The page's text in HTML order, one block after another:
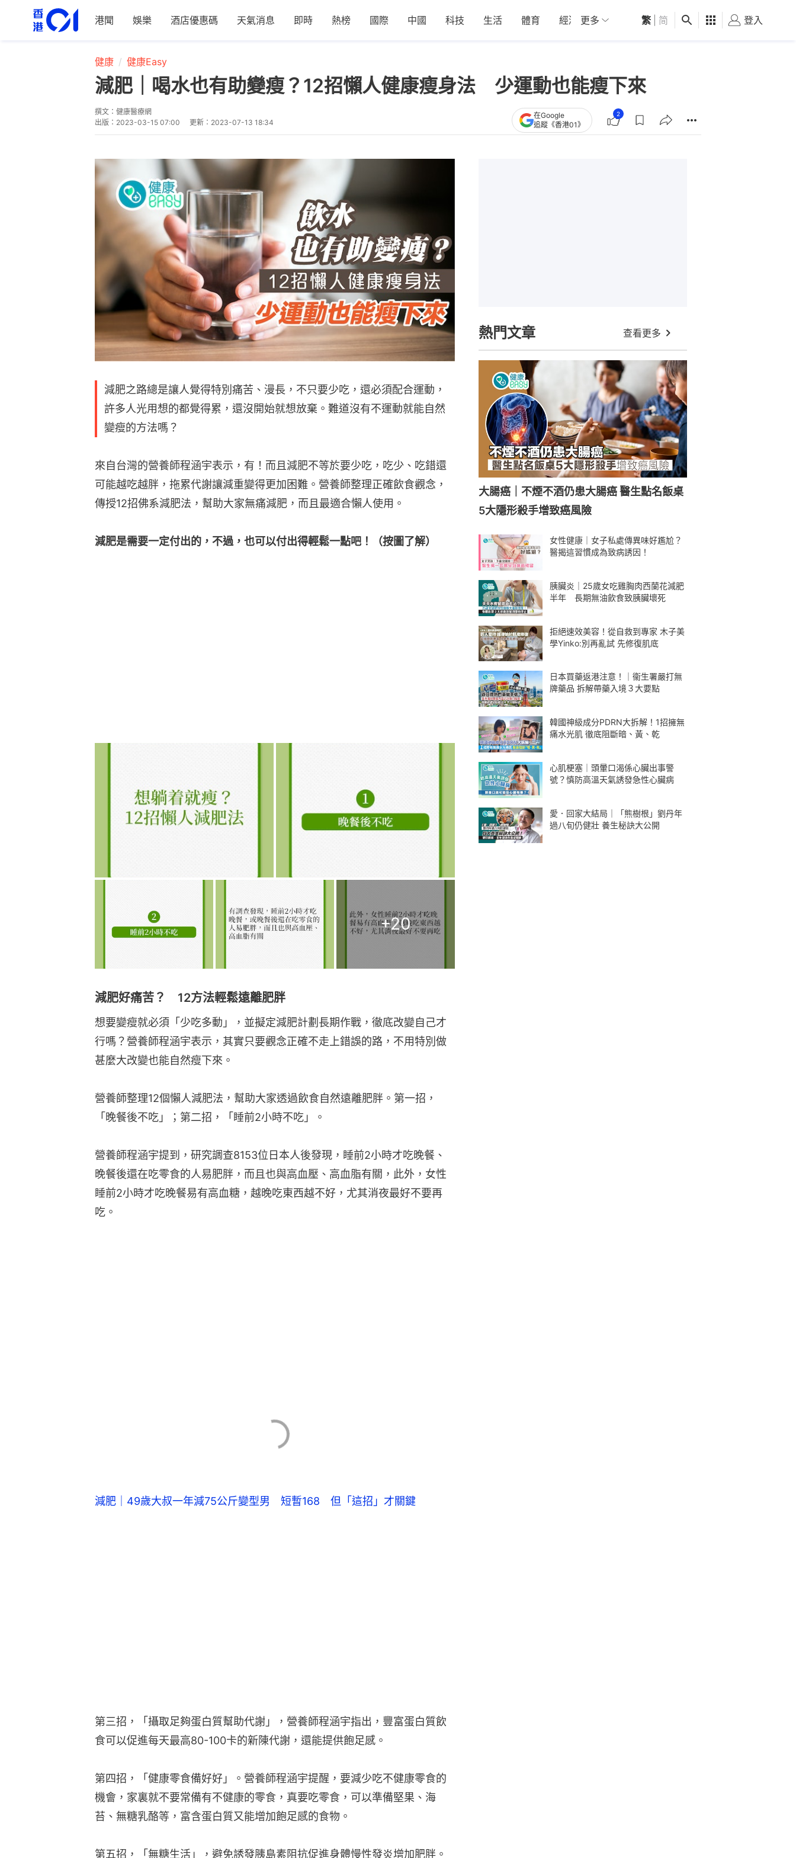
港聞 娛樂 酒店優惠碼 天氣消息 即時 熱榜 國際 中國 科技 生活 體育 經濟 01深圳 觀點 健康 好食玩飛
更多 繁 简 登入
健康 健康Easy
減肥｜喝水也有助變瘦？12招懶人健康瘦身法 少運動也能瘦下來
撰文： 健康醫療網
出版： 2023-03-15 07:00 更新： 2023-07-13 18:34
在Google
追蹤《香港01》
2
減肥之路總是讓人覺得特別痛苦、漫長，不只要少吃，還必須配合運動，
許多人光用想的都覺得累，還沒開始就想放棄。難道沒有不運動就能自然
變瘦的方法嗎？
來自台灣的營養師程涵宇表示，有！而且減肥不等於要少吃，吃少、吃錯還
可能越吃越胖，拖累代謝讓減重變得更加困難。營養師整理正確飲食觀念，
傳授12招佛系減肥法，幫助大家無痛減肥，而且最適合懶人使用。
減肥是需要一定付出的，不過，也可以付出得輕鬆一點吧！（按圖了解）
+20
減肥好痛苦？ 12方法輕鬆遠離肥胖
想要變瘦就必須「少吃多動」，並擬定減肥計劃長期作戰，徹底改變自己才
行嗎？營養師程涵宇表示，其實只要觀念正確不走上錯誤的路，不用特別做
甚麼大改變也能自然瘦下來。
營養師整理12個懶人減肥法，幫助大家透過飲食自然遠離肥胖。第一招，
「晚餐後不吃」；第二招，「睡前2小時不吃」。
營養師程涵宇提到，研究調查8153位日本人後發現，睡前2小時才吃晚餐、
晚餐後還在吃零食的人易肥胖，而且也與高血壓、高血脂有關，此外，女性
睡前2小時才吃晚餐易有高血糖，越晚吃東西越不好，尤其消夜最好不要再
吃。
第六招，「高纖飲食」。
囤肉
熱門文章 查看更多
大腸癌｜不煙不酒仍患大腸癌 醫生點名飯桌
5大隱形殺手增致癌風險
女性健康｜女子私處傳異味好尷尬？
醫揭這習慣成為致病誘因！
胰臟炎｜25歲女吃雞胸肉西蘭花減肥
半年 長期無油飲食致胰臟壞死
拒絕速效美容！從自救到專家 木子美
學Yinko:別再亂試 先修復肌底
日本買藥返港注意！｜衞生署嚴打無
牌藥品 拆解帶藥入境３大要點
韓國神級成分PDRN大拆解！1招擁無
痛水光肌 徹底阻斷暗、黃、乾
心肌梗塞｜頭暈口渴係心臟出事警
號？慎防高溫天氣誘發急性心臟病
愛．回家大結局｜「熊樹根」劉丹年
過八旬仍健壯 養生秘訣大公開